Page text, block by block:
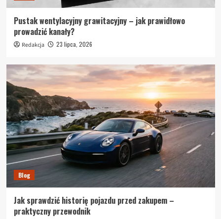
Pustak wentylacyjny grawitacyjny – jak prawidłowo
prowadzić kanały?
Redakcja 23 lipca, 2026
Blog
Jak sprawdzić historię pojazdu przed zakupem –
praktyczny przewodnik